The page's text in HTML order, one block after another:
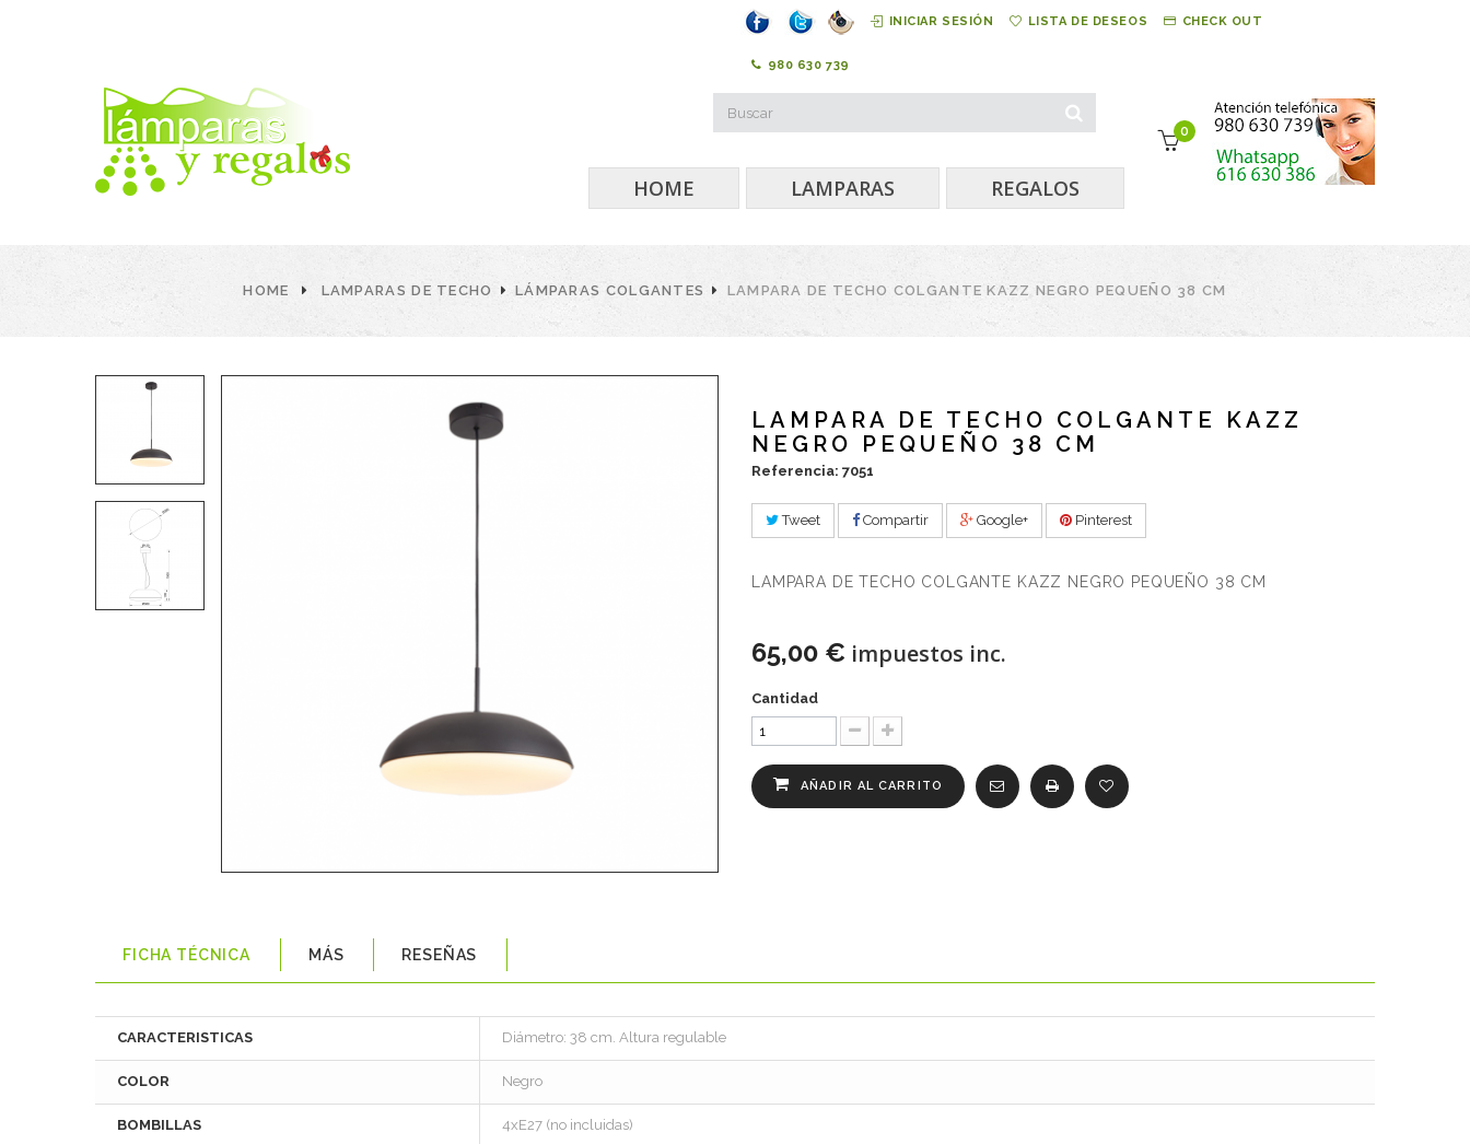
INICIAR SESIÓN LISTA DE DESEOS CHECK OUT
980 630 739
0
HOME LAMPARAS REGALOS
HOME LAMPARAS DE TECHO LÁMPARAS COLGANTES LAMPARA DE TECHO COLGANTE KAZZ NEGRO PEQUEÑO 38 CM
LAMPARA DE TECHO COLGANTE KAZZ
NEGRO PEQUEÑO 38 CM
Referencia: 7051
Tweet Compartir Google+ Pinterest
LAMPARA DE TECHO COLGANTE KAZZ NEGRO PEQUEÑO 38 CM
65,00 € impuestos inc.
Cantidad
AÑADIR AL CARRITO
FICHA TÉCNICA MÁS RESEÑAS
CARACTERISTICAS Diámetro: 38 cm. Altura regulable
COLOR Negro
BOMBILLAS 4xE27 (no incluidas)